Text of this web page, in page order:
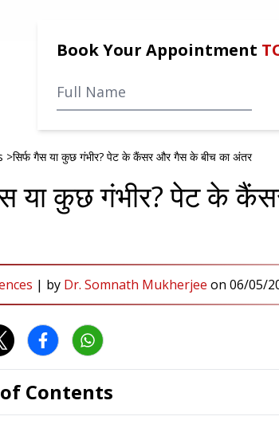
Book Your Appointment
>सिर्फ गैस या कुछ गंभीर? पेट के कैंसर और गैस के बीच का अंतर
या कुछ गंभीर? पेट के
| by Dr. Somnath Mukherjee on 06/05/
Contents